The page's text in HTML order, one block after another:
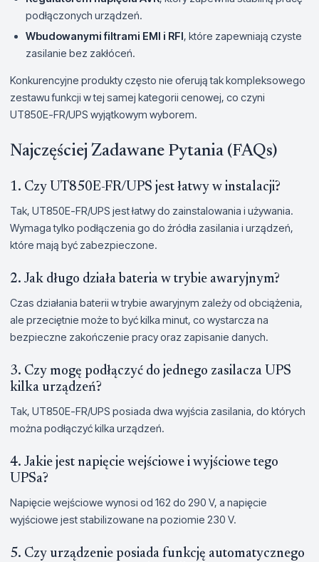
podłączonych urządzeń.
Wbudowanymi filtrami EMI i RFI, które zapewniają czyste
zasilanie bez zakłóceń.
Konkurencyjne produkty często nie oferują tak kompleksowego
zestawu funkcji w tej samej kategorii cenowej, co czyni
UT850E-FR/UPS wyjątkowym wyborem.
Najczęściej Zadawane Pytania (FAQs)
1. Czy UT850E-FR/UPS jest łatwy w instalacji?
Tak, UT850E-FR/UPS jest łatwy do zainstalowania i używania.
Wymaga tylko podłączenia go do źródła zasilania i urządzeń,
które mają być zabezpieczone.
2. Jak długo działa bateria w trybie awaryjnym?
Czas działania baterii w trybie awaryjnym zależy od obciążenia,
ale przeciętnie może to być kilka minut, co wystarcza na
bezpieczne zakończenie pracy oraz zapisanie danych.
3. Czy mogę podłączyć do jednego zasilacza UPS
kilka urządzeń?
Tak, UT850E-FR/UPS posiada dwa wyjścia zasilania, do których
można podłączyć kilka urządzeń.
4. Jakie jest napięcie wejściowe i wyjściowe tego
UPSa?
Napięcie wejściowe wynosi od 162 do 290 V, a napięcie
wyjściowe jest stabilizowane na poziomie 230 V.
5. Czy urządzenie posiada funkcję automatycznego